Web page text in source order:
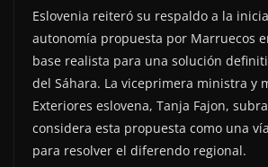
Eslovenia reiteró su respaldo a la
autonomía propuesta por Marruecos
base realista para una solución
del Sáhara. La viceprimera ministra y
Exteriores eslovena, Tanja Fajon,
considera esta propuesta como una
para resolver el diferendo regional.